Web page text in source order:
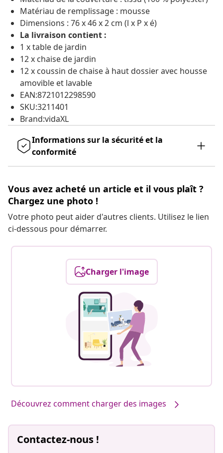
Matériau de remplissage : mousse
Dimensions : 76 x 46 x 2 cm (l x P x é)
La livraison contient :
1 x table de jardin
12 x chaise de jardin
12 x coussin de chaise à haut dossier avec housse
amovible et lavable
EAN:8721012298590
SKU:3211401
Brand:vidaXL
Informations sur la sécurité et la
conformité
Vous avez acheté un article et il vous plaît ?
Chargez une photo !
Votre photo peut aider d'autres clients. Utilisez le lien
ci-dessous pour démarrer.
Charger l'image
Découvrez comment charger des images
Contactez-nous !